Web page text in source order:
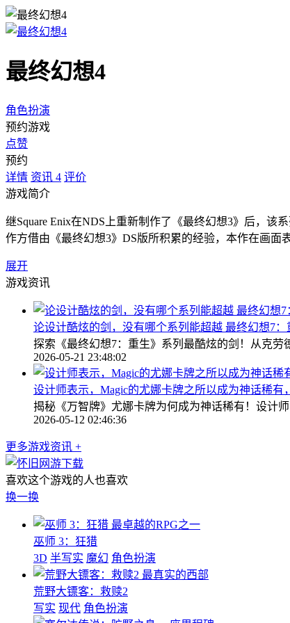
最终幻想4
角色扮演
预约游戏
点赞
预约
详情 资讯 4 评价
游戏简介
继Square Enix在NDS上重新制作了《最终幻想3》后，
作方借由《最终幻想3》DS版所积累的经验，本作在画面
展开
游戏资讯
论设计酷炫的剑，没有哪个系列能超越 最终幻想7：
探索《最终幻想7：重生》系列最酷炫的剑！从克劳
2026-05-21 23:48:02
设计师表示，Magic的尤娜卡牌之所以成为神话稀有
揭秘《万智牌》尤娜卡牌为何成为神话稀有！设计
2026-05-12 02:46:36
更多游戏资讯 +
喜欢这个游戏的人也喜欢
换一换
最卓越的RPG之一
巫师 3：狂猎
3D 半写实 魔幻 角色扮演
最真实的西部
荒野大镖客：救赎2
写实 现代 角色扮演